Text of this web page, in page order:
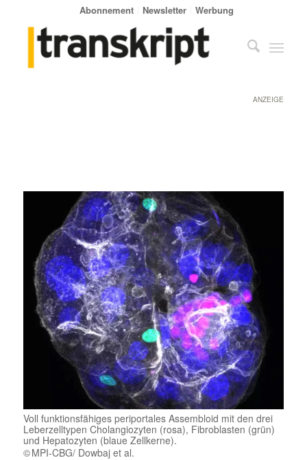
Abonnement Newsletter Werbung
ANZEIGE
Voll funktionsfähiges periportales Assembloid mit den drei
Leberzelltypen Cholangiozyten (rosa), Fibroblasten (grün)
und Hepatozyten (blaue Zellkerne).
MPI-CBG/ Dowbaj et al.